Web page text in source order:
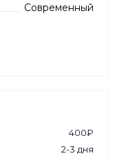
Современный
400₽
2-3 дня